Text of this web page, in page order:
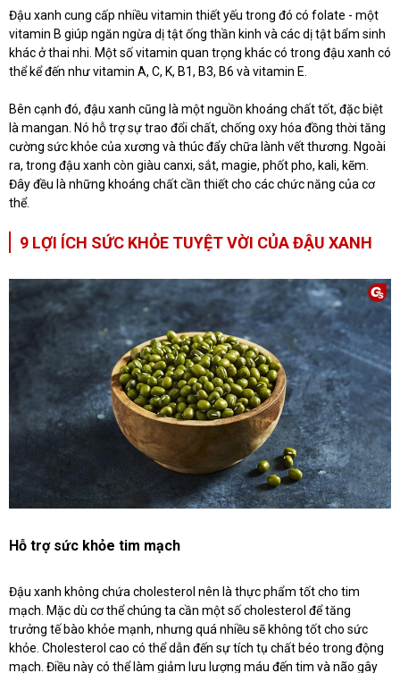
Đậu xanh cung cấp nhiều vitamin thiết yếu trong đó có folate - một
vitamin B giúp ngăn ngừa dị tật ống thần kinh và các dị tật bẩm sinh
khác ở thai nhi. Một số vitamin quan trọng khác có trong đậu xanh có
thể kể đến như vitamin A, C, K, B1, B3, B6 và vitamin E.
Bên cạnh đó, đậu xanh cũng là một nguồn khoáng chất tốt, đặc biệt
là mangan. Nó hỗ trợ sự trao đổi chất, chống oxy hóa đồng thời tăng
cường sức khỏe của xương và thúc đẩy chữa lành vết thương. Ngoài
ra, trong đậu xanh còn giàu canxi, sắt, magie, phốt pho, kali, kẽm.
Đây đều là những khoáng chất cần thiết cho các chức năng của cơ
thể.
9 LỢI ÍCH SỨC KHỎE TUYỆT VỜI CỦA ĐẬU XANH
Hỗ trợ sức khỏe tim mạch
Đậu xanh không chứa cholesterol nên là thực phẩm tốt cho tim
mạch. Mặc dù cơ thể chúng ta cần một số cholesterol để tăng
trưởng tế bào khỏe mạnh, nhưng quá nhiều sẽ không tốt cho sức
khỏe. Cholesterol cao có thể dẫn đến sự tích tụ chất béo trong động
mạch. Điều này có thể làm giảm lưu lượng máu đến tim và não gây